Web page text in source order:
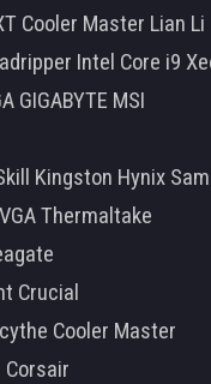
Cooler Master Lian Li
Intel Core i9
GIGABYTE MSI
Kingston Hynix
Thermaltake
Crucial
Cooler Master
Corsair